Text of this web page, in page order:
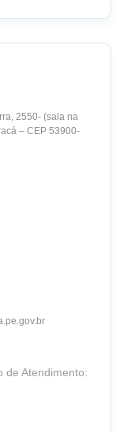
2550- (sala na
– CEP 53900-
de Atendimento: